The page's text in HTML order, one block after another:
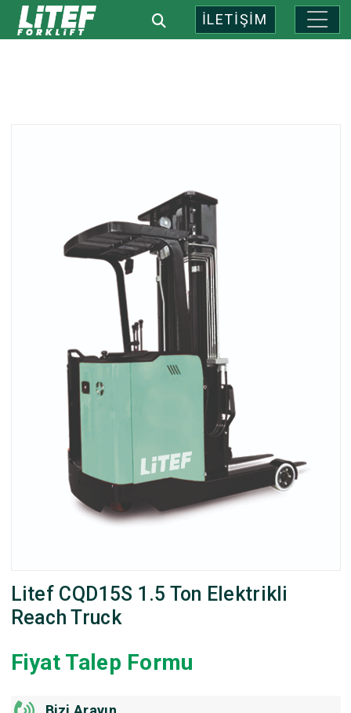
İLETİŞİM
Litef CQD15S 1.5 Ton Elektrikli
Reach Truck
Fiyat Talep Formu